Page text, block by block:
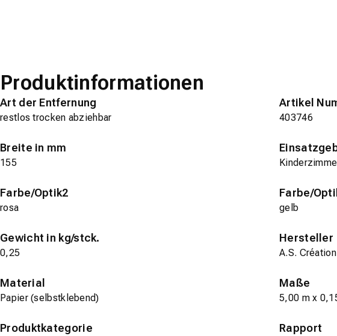
Produktinformationen
Art der Entfernung
restlos trocken abziehbar
Artikel
403746
Breite in mm
155
Farbe/Optik2
rosa
Farbe/
gelb
Gewicht in kg/stck.
0,25
Hersteller
A.S. Création
Material
Papier (selbstklebend)
Maße
5,00 m x
Produktkategorie Rapport